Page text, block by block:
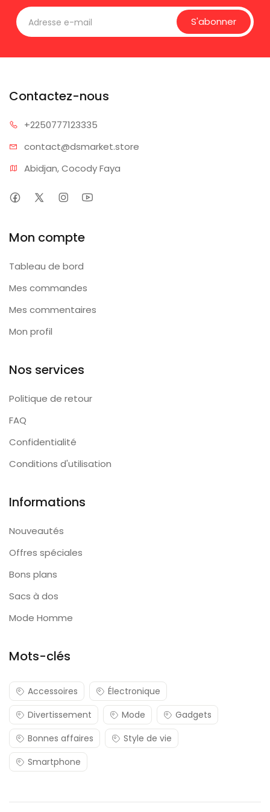
S'abonner
Contactez-nous
+2250777123335
contact@dsmarket.store
Abidjan, Cocody Faya
Mon compte
Tableau de bord
Mes commandes
Mes commentaires
Mon profil
Nos services
Politique de retour
FAQ
Confidentialité
Conditions d'utilisation
Informations
Nouveautés
Offres spéciales
Bons plans
Sacs à dos
Mode Homme
Mots-clés
Accessoires
Électronique
Divertissement
Mode
Gadgets
Bonnes affaires
Style de vie
Smartphone